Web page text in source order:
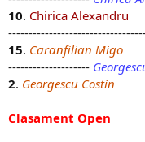
10. Chirica Alexandru
15. Caranfilian Migo
--------------------
2. Georgescu Costin
Clasament Open